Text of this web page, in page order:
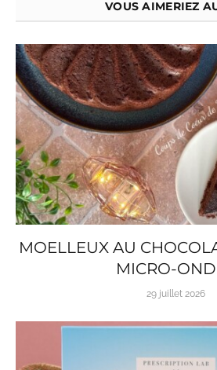
VOUS AIMERIEZ
MOELLEUX AU
MICRO-
29 juillet 2026